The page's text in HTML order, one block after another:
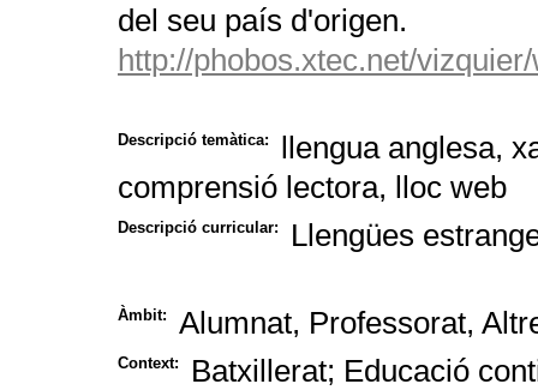
del seu país d'origen.
http://phobos.xtec.net/
Descripció temàtica:
llengua anglesa,
comprensió lectora, lloc web
Descripció curricular: Llengües
Àmbit: Alumnat, Professorat,
Context:
Batxillerat; Educació